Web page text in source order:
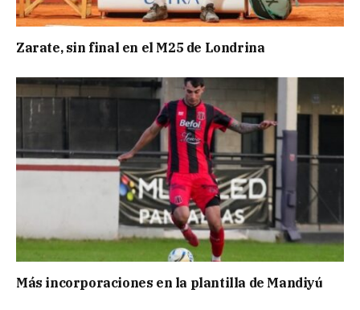
Zarate, sin final en el M25 de Londrina
Más incorporaciones en la plantilla de Mandiyú